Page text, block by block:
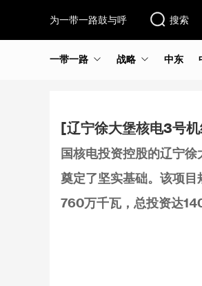
为一带一路鼓与呼 搜索
一带一路 战略 中东
[辽宁徐大堡核电3号
国核电投资控股的辽宁
奠定了坚实基础。该项
760万千瓦，总投资达